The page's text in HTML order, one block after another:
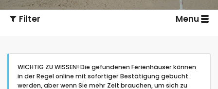
Filter Menu
WICHTIG ZU WISSEN! Die gefundenen Ferienhäuser können
in der Regel online mit sofortiger Bestätigung gebucht
werden, aber wenn Sie mehr Zeit brauchen, um sich zu